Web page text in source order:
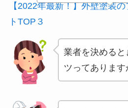
【2022年最新！】外壁塗装
トTOP３
業者を決めると
ツってあります